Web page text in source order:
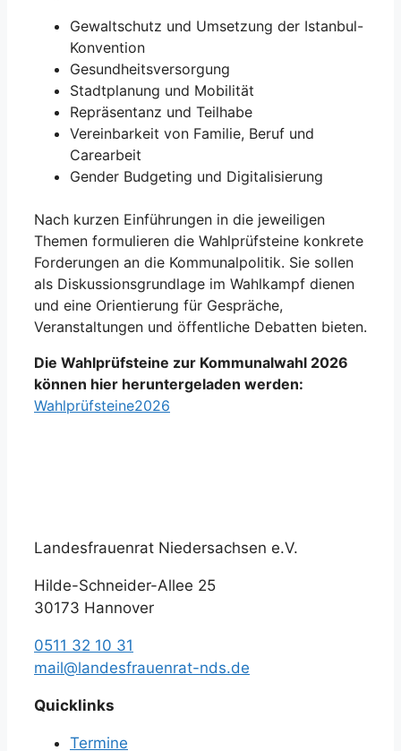
Gewaltschutz und Umsetzung der Istanbul-
Konvention
Gesundheitsversorgung
Stadtplanung und Mobilität
Repräsentanz und Teilhabe
Vereinbarkeit von Familie, Beruf und
Carearbeit
Gender Budgeting und Digitalisierung
Nach kurzen Einführungen in die jeweiligen
Themen formulieren die Wahlprüfsteine konkrete
Forderungen an die Kommunalpolitik. Sie sollen
als Diskussionsgrundlage im Wahlkampf dienen
und eine Orientierung für Gespräche,
Veranstaltungen und öffentliche Debatten bieten.
Die Wahlprüfsteine zur Kommunalwahl 2026
können hier heruntergeladen werden:
Wahlprüfsteine2026
Landesfrauenrat Niedersachsen e.V.
Hilde-Schneider-Allee 25
30173 Hannover
0511 32 10 31
mail@landesfrauenrat-nds.de
Quicklinks
Termine